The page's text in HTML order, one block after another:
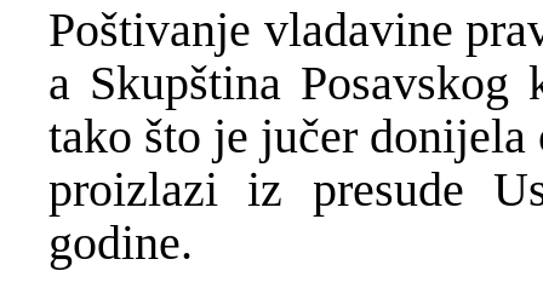
Poštivanje vladavine
a Skupština
tako što je jučer
proizlazi iz presude
godine.